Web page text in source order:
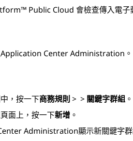
Public Cloud 會檢查傳入電子
Application Center Administration 。
，按一下商務規則 > > 關鍵字群組 。
頁面上，按一下新增 。
Administration顯示新關鍵字